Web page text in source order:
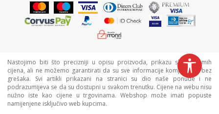
Nastojimo biti što precizniji u opisu proizvoda, prikazu slika i samih
cijena, ali ne možemo garantirati da su sve informacije kompletne i bez
grešaka. Svi artikli prikazani na stranici su dio naše ponude i ne
podrazumijeva se da su dostupni u svakom trenutku. Cijene na webu nisu
nužno iste kao cijene u trgovinama. Webshop može imati popuste
namijenjene isključivo web kupcima.